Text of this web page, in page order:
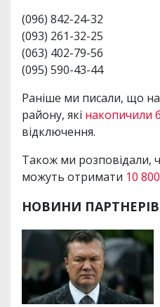
(096) 842-24-32
(093) 261-32-25
(063) 402-79-56
(095) 590-43-44
Раніше ми писали, що
району, які накопичили
відключення.
Також ми розповідали,
можуть отримати 10